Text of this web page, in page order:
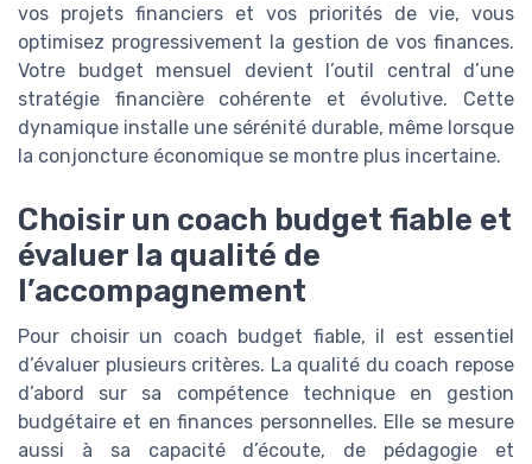
vos projets financiers et vos priorités de vie, vous
optimisez progressivement la gestion de vos finances.
Votre budget mensuel devient l’outil central d’une
stratégie financière cohérente et évolutive. Cette
dynamique installe une sérénité durable, même lorsque
la conjoncture économique se montre plus incertaine.
Choisir un coach budget fiable et
évaluer la qualité de
l’accompagnement
Pour choisir un coach budget fiable, il est essentiel
d’évaluer plusieurs critères. La qualité du coach repose
d’abord sur sa compétence technique en gestion
budgétaire et en finances personnelles. Elle se mesure
aussi à sa capacité d’écoute, de pédagogie et